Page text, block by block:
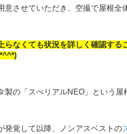
させていただき、空撮で屋根全
らなくても状況を詳しく確認す
の「スぺリアルNEO」という屋
覚して以降、ノンアスベストの